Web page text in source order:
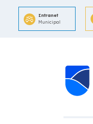
Intranet
Municipal